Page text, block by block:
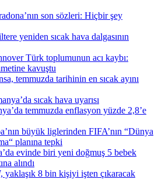
son sözleri: Hiçbir şey
yeniden sıcak hava dalgasının
Türk toplumunun acı kaybı:
kavuştu
temmuzda tarihinin en sıcak ayını
sıcak hava uyarısı
temmuzda enflasyon yüzde 2,8’e
büyük liglerinden FIFA’nın “Dünya
planına tepki
evinde biri yeni doğmuş 5 bebek
alındı
yaklaşık 8 bin kişiyi işten çıkaracak